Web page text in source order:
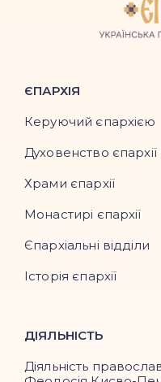
ЄПАРХІЯ
Керуючий єпархією
Духовенство єпархії
Храми єпархії
Монастирі єпархії
Єпархіальні відділи
Історія єпархії
ДІЯЛЬНІСТЬ
Діяльність